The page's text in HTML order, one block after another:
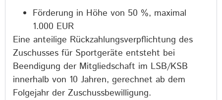
Förderung in Höhe von 50 %, maximal
1.000 EUR
Eine anteilige Rückzahlungsverpflichtung des
Zuschusses für Sportgeräte entsteht bei
Beendigung der Mitgliedschaft im LSB/KSB
innerhalb von 10 Jahren, gerechnet ab dem
Folgejahr der Zuschussbewilligung.